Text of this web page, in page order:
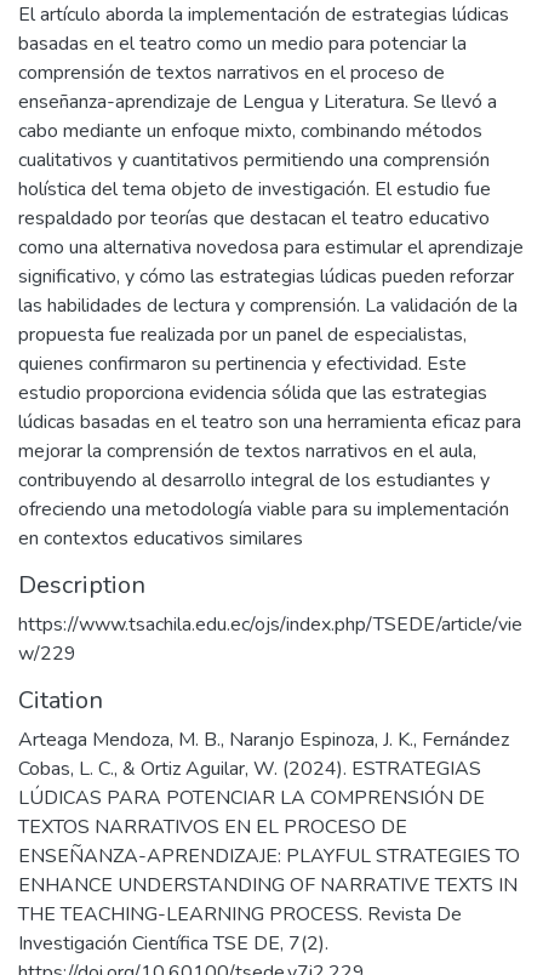
El artículo aborda la implementación de estrategias lúdicas
basadas en el teatro como un medio para potenciar la
comprensión de textos narrativos en el proceso de
enseñanza-aprendizaje de Lengua y Literatura. Se llevó a
cabo mediante un enfoque mixto, combinando métodos
cualitativos y cuantitativos permitiendo una comprensión
holística del tema objeto de investigación. El estudio fue
respaldado por teorías que destacan el teatro educativo
como una alternativa novedosa para estimular el aprendizaje
significativo, y cómo las estrategias lúdicas pueden reforzar
las habilidades de lectura y comprensión. La validación de la
propuesta fue realizada por un panel de especialistas,
quienes confirmaron su pertinencia y efectividad. Este
estudio proporciona evidencia sólida que las estrategias
lúdicas basadas en el teatro son una herramienta eficaz para
mejorar la comprensión de textos narrativos en el aula,
contribuyendo al desarrollo integral de los estudiantes y
ofreciendo una metodología viable para su implementación
en contextos educativos similares
Description
https://www.tsachila.edu.ec/ojs/index.php/TSEDE/article/vie
w/229
Citation
Arteaga Mendoza, M. B., Naranjo Espinoza, J. K., Fernández
Cobas, L. C., & Ortiz Aguilar, W. (2024). ESTRATEGIAS
LÚDICAS PARA POTENCIAR LA COMPRENSIÓN DE
TEXTOS NARRATIVOS EN EL PROCESO DE
ENSEÑANZA-APRENDIZAJE: PLAYFUL STRATEGIES TO
ENHANCE UNDERSTANDING OF NARRATIVE TEXTS IN
THE TEACHING-LEARNING PROCESS. Revista De
Investigación Científica TSE DE, 7(2).